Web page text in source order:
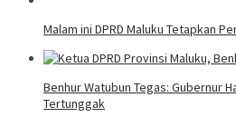
Malam ini DPRD Maluku Tetapkan
Benhur Watubun Tegas: Gubernur
Tertunggak